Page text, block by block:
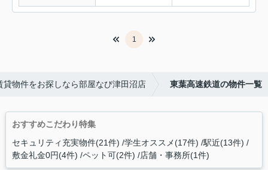
1
物件をお探しなら部屋なび津田沼店 東葉高速鉄道の物件一覧
おすすめこだわり特集
セキュリティ充実物件(21件) 学生オススメ(17件) 駅近(13件)
敷金礼金0円(4件) ペット可(2件) 店舗・事務所(1件)